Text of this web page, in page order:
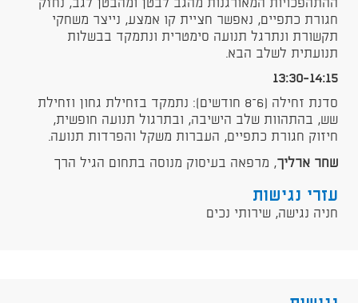
ההתהפכויות המאורגנות מהגב לבטן ומהבטן לגב, נחזק
חגורת כתפיים, נאפשר חציית קו אמצע, נייצר משחקי
תקשורת ונתרגל תנועה סימטרית ונתמקד בבשלות
תנועתית לשלב הבא.
13:30-14:15
סדנת זחילה (6–8 חודשים): נתמקד בזחילת גחון וזחילת
שש, בהתהוות שלב הישיבה, ובתרגול תנועה חופשית,
חיזוק חגורת כתפיים, העברות משקל והפרדות תנועה.
שחר ארליך, מרפאה בעיסוק מנוסה בתחום הגיל הרך
עזרי נגישות
חניה נגישה, שירותי נכים